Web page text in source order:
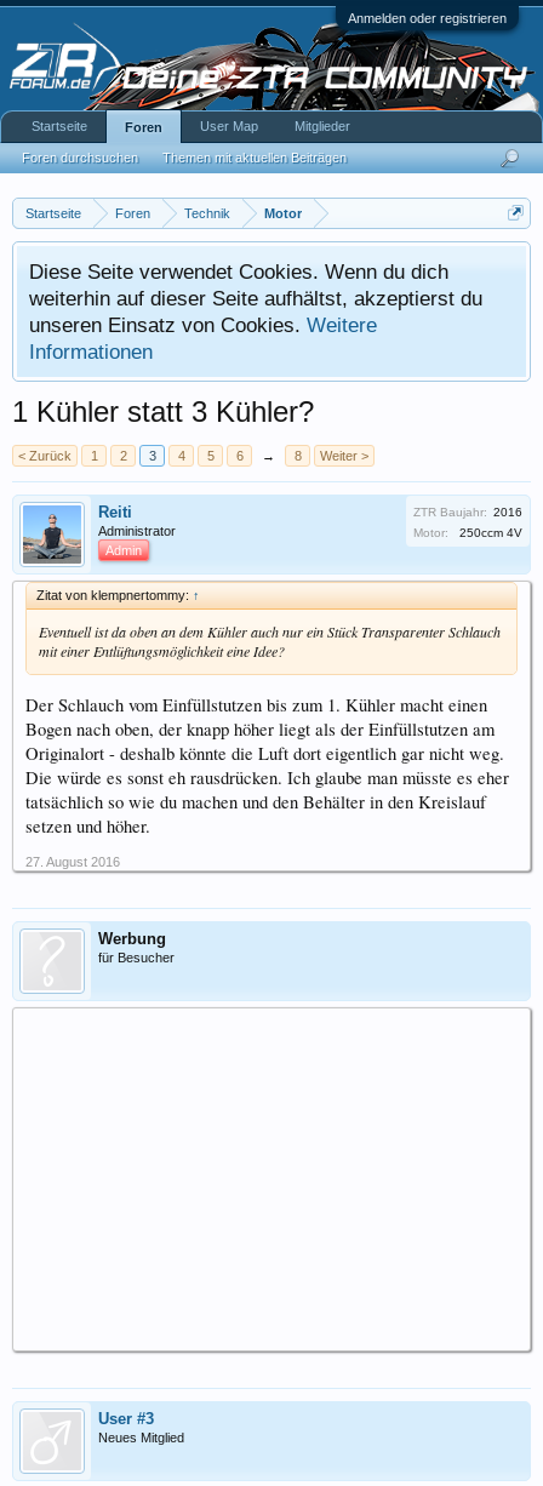
Anmelden oder registrieren
Startseite Foren Technik Motor
Diese Seite verwendet Cookies. Wenn du dich
weiterhin auf dieser Seite aufhältst, akzeptierst du
unseren Einsatz von Cookies. Weitere
Informationen
1 Kühler statt 3 Kühler?
< Zurück 1 2 3 4 5 6 → 8 Weiter >
Reiti
Administrator
Admin
ZTR Baujahr: 2016
Motor:
250ccm 4V
Zitat von klempnertommy: ↑
Eventuell ist da oben an dem Kühler auch nur ein Stück Transparenter Schlauch
mit einer Entlüftungsmöglichkeit eine Idee?
Der Schlauch vom Einfüllstutzen bis zum 1. Kühler macht einen
Bogen nach oben, der knapp höher liegt als der Einfüllstutzen am
Originalort - deshalb könnte die Luft dort eigentlich gar nicht weg.
Die würde es sonst eh rausdrücken. Ich glaube man müsste es eher
tatsächlich so wie du machen und den Behälter in den Kreislauf
setzen und höher.
27. August 2016
Werbung
für Besucher
User #3
Neues Mitglied
Startseite Foren
Foren durchsuchen Themen mit aktuellen Beiträgen
User Map Mitglieder